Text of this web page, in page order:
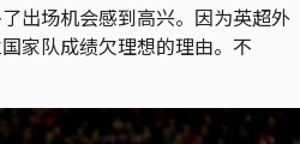
出场机会感到高兴。因为英超外
家队成绩欠理想的理由。不